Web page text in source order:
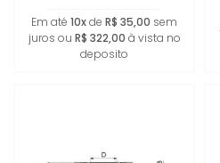
Em até 10xde R$ 35,00 sem
juros ou R$ 322,00 à vista no
deposito